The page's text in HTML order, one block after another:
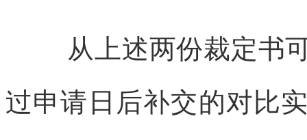
从上述两份裁定书
过申请日后补交的对比